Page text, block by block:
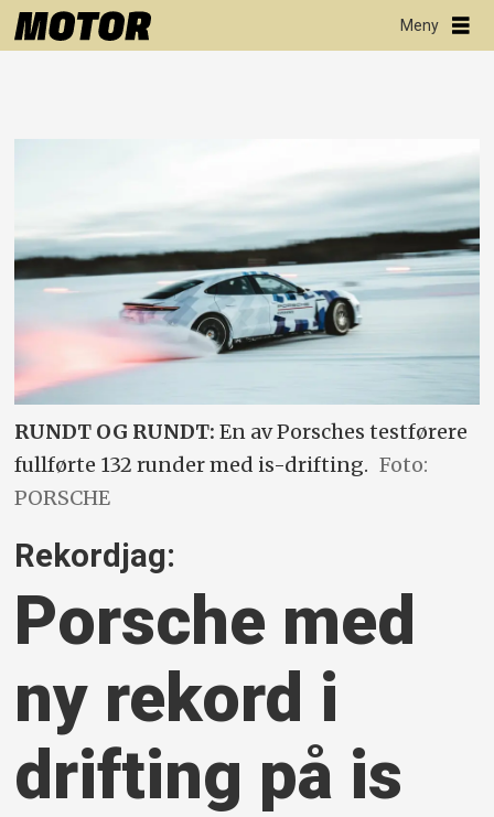
RUNDT OG RUNDT: En av Porsches testførere
fullførte 132 runder med is-drifting. Foto:
PORSCHE
Rekordjag:
Porsche med
ny rekord i
drifting på is